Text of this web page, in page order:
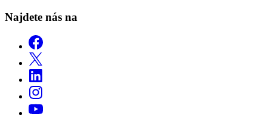
Najdete nás na